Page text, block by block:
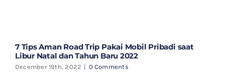
7 Tips Aman Road Trip Pakai Mobil Pribadi saat
Libur Natal dan Tahun Baru 2022
December 19th, 2022 | 0 Comments